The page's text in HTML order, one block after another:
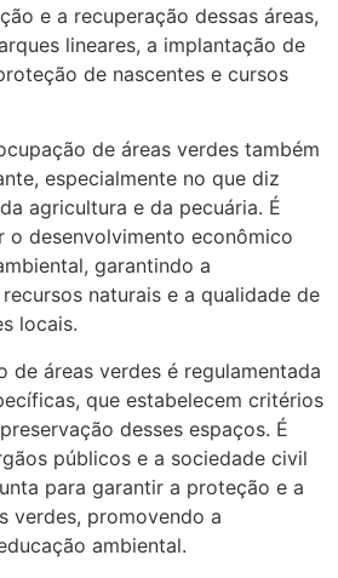
e a recuperação dessas áreas,
lineares, a implantação de
de nascentes e cursos
de áreas verdes também
especialmente no que diz
agricultura e da pecuária. É
o desenvolvimento econômico
garantindo a
naturais e a qualidade de
locais.
de áreas verdes é regulamentada
que estabelecem critérios
desses espaços. É
públicos e a sociedade civil
para garantir a proteção e a
verdes, promovendo a
ambiental.